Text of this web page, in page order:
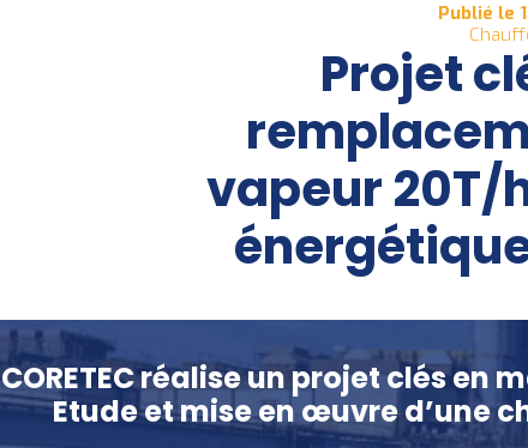
Publié le
Projet
vapeur 20T/
énergétique
CORETEC réalise un projet clés en
Etude et mise en œuvre d’une